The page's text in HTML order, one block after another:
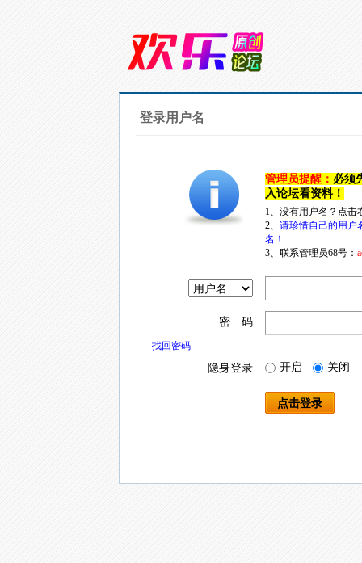
登录用户名
管理员提醒： 必须
入论坛看资料！
1、没有用户名？点
2、 请珍惜自己的用户
名！
3、联系管理员68号：
密 码
找回密码
隐身登录 开启 关闭
点击登录